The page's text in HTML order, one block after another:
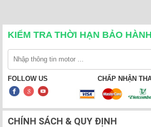
KIỂM TRA THỜI HẠN BẢO HÀNH
FOLLOW US CHẤP NHẬN
CHÍNH SÁCH & QUY ĐỊNH